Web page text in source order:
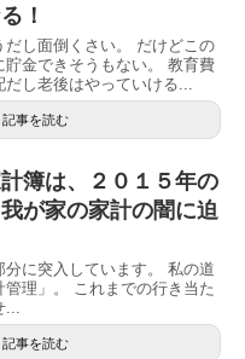
！
だし面倒くさい。 だけどこの
貯金できそうもない。 教育費
し老後はやっていける...
記事を読む
簿は、２０１５年の
が家の家計の闇に迫
に突入しています。 私の道
理」。 これまでの行き当た
記事を読む